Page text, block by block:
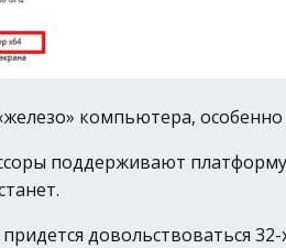
компьютера,
поддерживают платформу
довольствоваться